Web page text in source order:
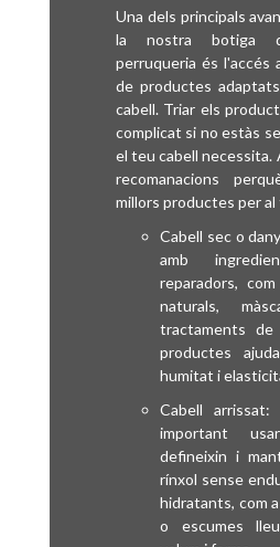
Una dels principals
la nostra botiga
perruqueria és l'accés
de productes
cabell. Triar els
complicat si no estàs
el teu cabell necessita.
recomanacions
millors productes per
Cabell sec o
amb
reparadors,
naturals,
tractaments de
productes
humitat i
Cabell
important
defineixin i
rínxol sense
hidratants, com
o escumes